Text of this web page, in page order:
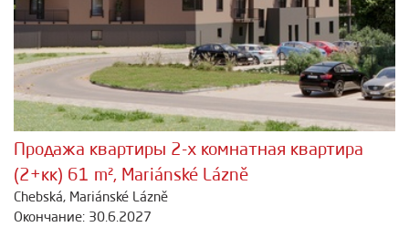
Продажа квартиры 2-х комнатная квартира
(2+кк) 61 m², Mariánské Lázně
Chebská, Mariánské Lázně
Окончание: 30.6.2027